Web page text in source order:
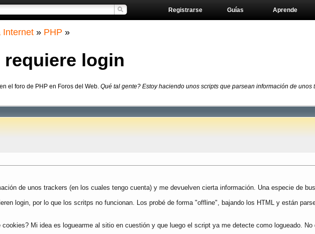
Aprende
Guías
Registrarse
Internet » PHP »
requiere login
en el foro de PHP en Foros del Web. Qué tal gente? Estoy haciendo unos scripts que parsean información de
de unos trackers (en los cuales tengo cuenta) y me devuelven cierta información. Una especie de
login, por lo que los scritps no funcionan. Los probé de forma "offline", bajando los HTML y están
Mi idea es loguearme al sitio en cuestión y que luego el script ya me detecte como logueado. No